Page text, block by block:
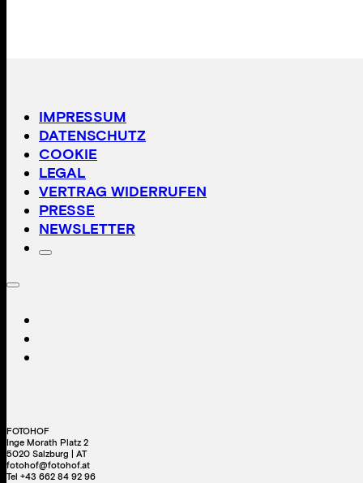
IMPRESSUM
DATENSCHUTZ
COOKIE
LEGAL
VERTRAG WIDERRUFEN
PRESSE
NEWSLETTER
FOTOHOF
Inge Morath Platz 2
5020 Salzburg | AT
fotohof@fotohof.at
Tel +43 662 84 92 96